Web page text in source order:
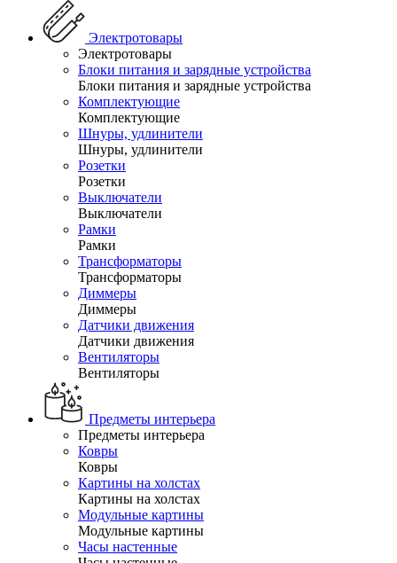
Электротовары
Электротовары
Блоки питания и зарядные устройства
Блоки питания и зарядные устройства
Комплектующие
Комплектующие
Шнуры, удлинители
Шнуры, удлинители
Розетки
Розетки
Выключатели
Выключатели
Рамки
Рамки
Трансформаторы
Трансформаторы
Диммеры
Диммеры
Датчики движения
Датчики движения
Вентиляторы
Вентиляторы
Предметы интерьера
Предметы интерьера
Ковры
Ковры
Картины на холстах
Картины на холстах
Модульные картины
Модульные картины
Часы настенные